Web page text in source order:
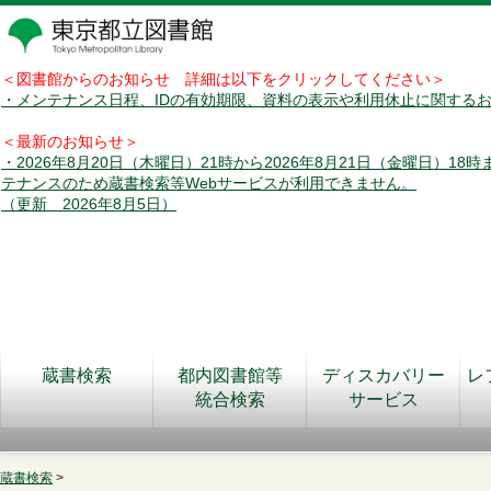
＜図書館からのお知らせ 詳細は以下をクリックしてください＞
・メンテナンス日程、IDの有効期限、資料の表示や利用休止に関する
＜最新のお知らせ＞
・2026年8月20日（木曜日）21時から2026年8月21日（金曜日）18時
テナンスのため蔵書検索等Webサービスが利用できません。
（更新 2026年8月5日）
蔵書検索
都内図書館等
統合検索
ディスカバリー
サービス
レ
蔵書検索 >